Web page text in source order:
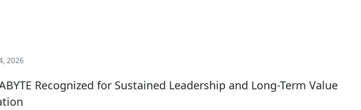
2026
Recognized for Sustained Leadership and Long-Term Value